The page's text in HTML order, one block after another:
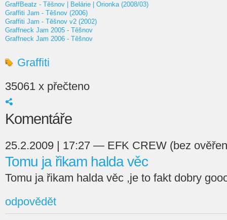
GraffBeatz - Těšnov | Belárie | Orionka (2008/03)
Graffiti Jam - Těšnov (2006)
Graffiti Jam - Těšnov v2 (2002)
Graffneck Jam 2005 - Těšnov
Graffneck Jam 2006 - Těšnov
Graffiti
35061 x přečteno
Komentáře
25.2.2009 | 17:27 — EFK CREW (bez
Tomu ja řikam halda věc
Tomu ja řikam halda věc ,je to fakt dobry
odpovědět